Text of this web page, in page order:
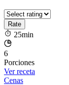
25min
6
Porciones
Ver receta
Cenas